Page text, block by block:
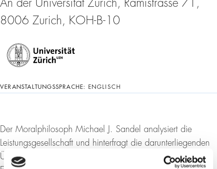
An der Universität Zürich, Rämistrasse 71,
8006 Zurich, KOH-B-10
VERANSTALTUNGSSPRACHE: ENGLISCH
Der Moralphilosoph Michael J. Sandel analysiert die
Leistungsgesellschaft und hinterfragt die darunterliegenden
Überzeugungen und Werte. Er belegt seine These vom